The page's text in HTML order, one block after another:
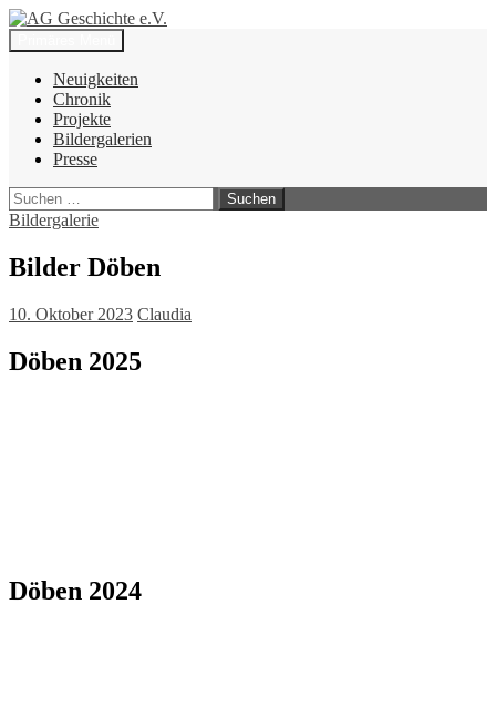
Zum
Inhalt
springen
AG Geschichte e.V.
Suchen
Neuigkeiten
Chronik
Projekte
Bildergalerien
Presse
Suchen
nach:
Bildergalerie
Bilder Döben
10. Oktober 2023 Claudia
Döben 2025
Döben 2024